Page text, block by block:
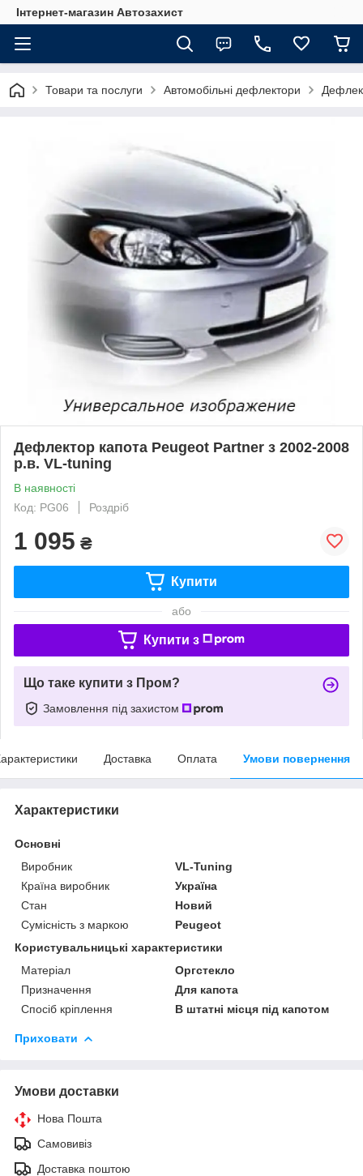
Інтернет-магазин Автозахист
Товари та послуги Автомобільні дефлектори
Дефлектор капота Peugeot Partner з 2002-2008
р.в. VL-tuning
В наявності
Код: PG06
Роздріб
1 095 ₴
Купити
або
Купити з
Що таке купити з Пром?
Замовлення під захистом
Доставка Оплата Умови повернення
Характеристики
Основні
Виробник
VL-Tuning
Країна виробник
Україна
Стан
Новий
Сумісність з маркою
Peugeot
Користувальницькі характеристики
Матеріал
Оргстекло
Призначення
Для капота
Спосіб кріплення
В штатні місця під капотом
Приховати
Умови доставки
Нова Пошта
Самовивіз
Доставка поштою